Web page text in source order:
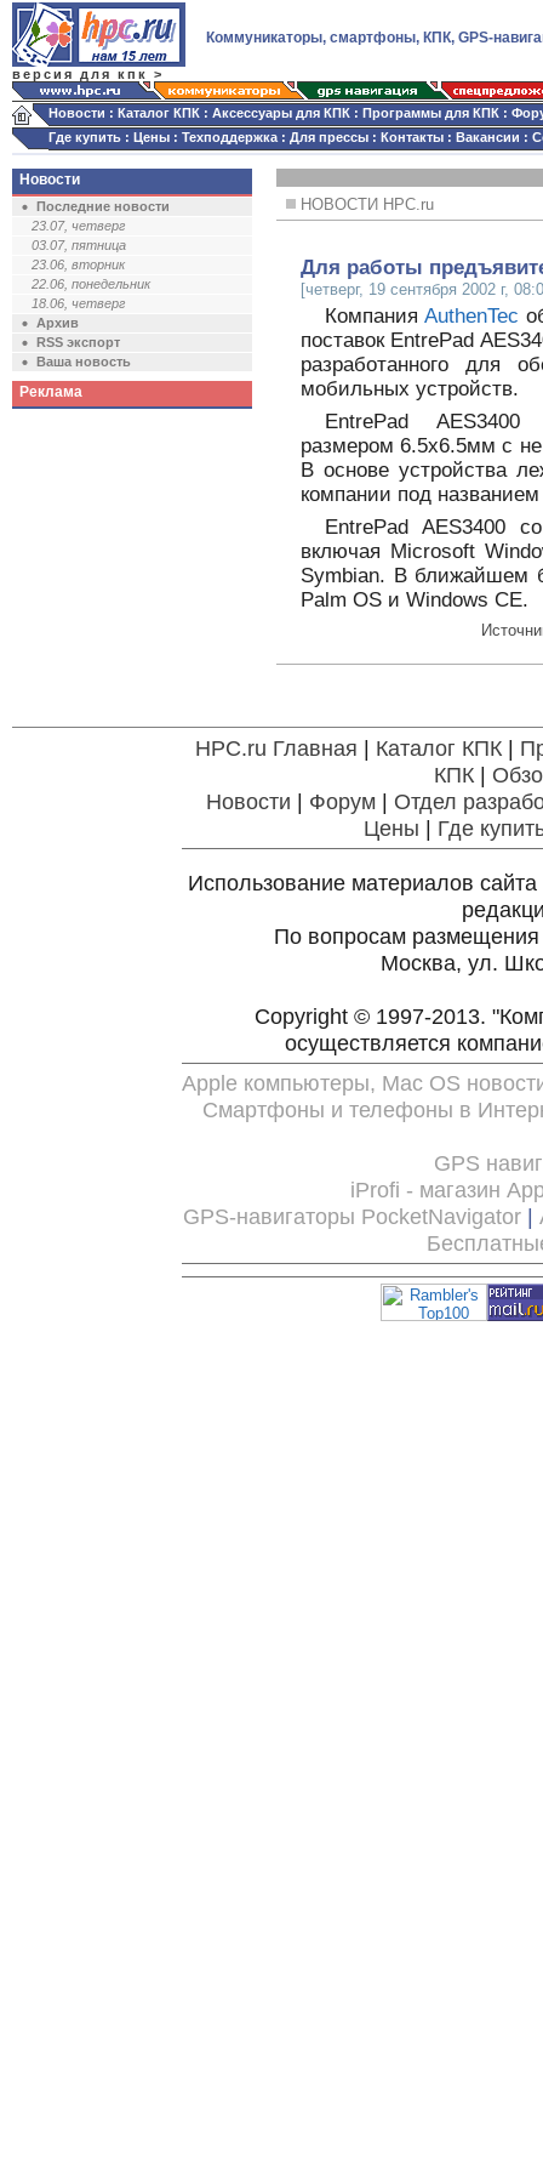
версия для кпк >
Коммуникаторы, смартфоны, КПК, GPS-
Новости : Каталог КПК : Аксессуары для КПК : Программы для КПК :
Где купить : Цены : Техподдержка : Для прессы : Контакты : Вакансии :
Новости
Последние новости
23.07, четверг
03.07, пятница
23.06, вторник
22.06, понедельник
18.06, четверг
Архив
RSS экспорт
Ваша новость
Реклама
НОВОСТИ HPC.ru
Для работы
[четверг, 19 сентября 2002 г,
КомпанияAuthenTec
поставок EntrePad
разработанного для
мобильных устройств.
EntrePad AES3400
размером 6.5х6.5мм с
В основе устройства
компании под
EntrePad AES3400
включая Microsoft
Symbian. В ближайшем
Palm OS и Windows CE.
HPC.ru Главная | Каталог КПК|
КПК|
Новости | Форум | Отдел
Цены | Где
Использование материалов
По вопросам
Москва, ул.
Copyright © 1997-2013.
осуществляется
Apple компьютеры, Mac OS
Смартфоны и телефоны в
GPS
iProfi - магазин
GPS-навигаторы PocketNavigator |